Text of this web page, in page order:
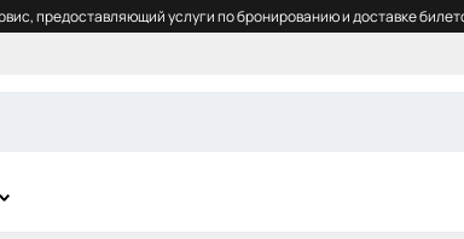
предоставляющий услуги по бронированию и доставке